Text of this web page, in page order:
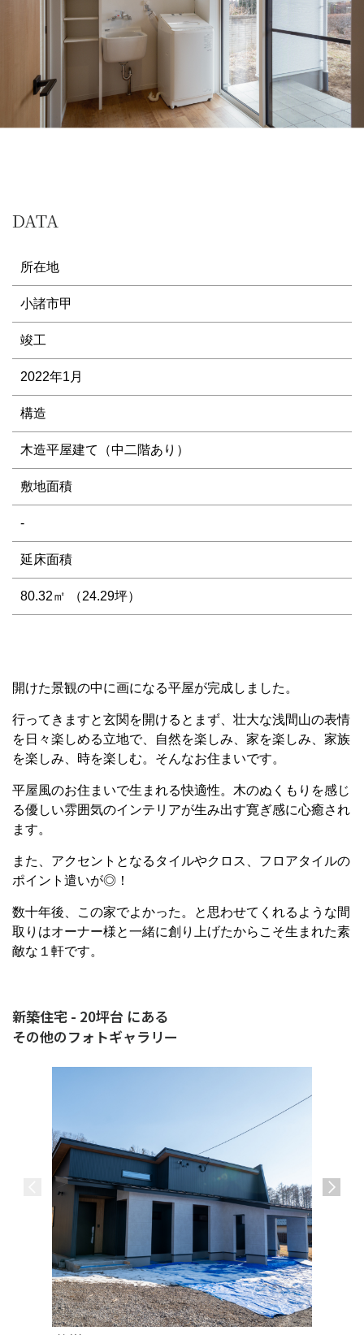
DATA
所在地
小諸市甲
竣工
2022年1月
構造
木造平屋建て（中二階あり）
敷地面積
-
延床面積
80.32㎡ （24.29坪）
開けた景観の中に画になる平屋が完成しました。
行ってきますと玄関を開けるとまず、壮大な浅間山の表情
を日々楽しめる立地で、自然を楽しみ、家を楽しみ、家族
を楽しみ、時を楽しむ。そんなお住まいです。
平屋風のお住まいで生まれる快適性。木のぬくもりを感じ
る優しい雰囲気のインテリアが生み出す寛ぎ感に心癒され
ます。
また、アクセントとなるタイルやクロス、フロアタイルの
ポイント遣いが◎！
数十年後、この家でよかった。と思わせてくれるような間
取りはオーナー様と一緒に創り上げたからこそ生まれた素
敵な１軒です。
新築住宅 - 20坪台 にある
その他のフォトギャラリー